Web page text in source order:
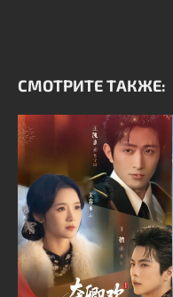
СМОТРИТЕ ТАКЖЕ: